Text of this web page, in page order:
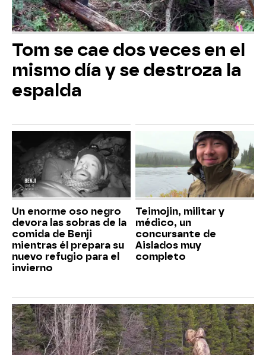
Tom se cae dos veces en el
mismo día y se destroza la
espalda
Un enorme oso negro
devora las sobras de la
comida de Benji
mientras él prepara su
nuevo refugio para el
invierno
Teimojin, militar y
médico, un
concursante de
Aislados muy
completo